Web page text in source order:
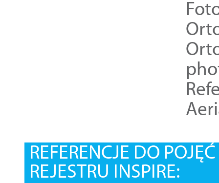
REFERENCJE DO
REJESTRU INSPIRE: